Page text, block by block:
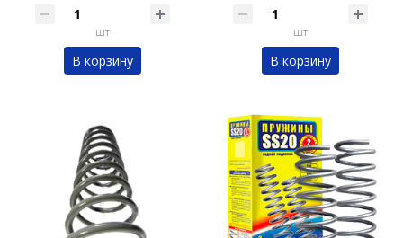
шт
В корзину
шт
В корзину